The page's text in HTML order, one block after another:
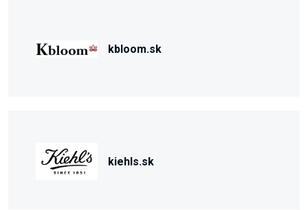
kbloom.sk
kiehls.sk